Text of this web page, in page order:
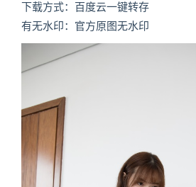
下载方式：百度云一键转存
有无水印：官方原图无水印